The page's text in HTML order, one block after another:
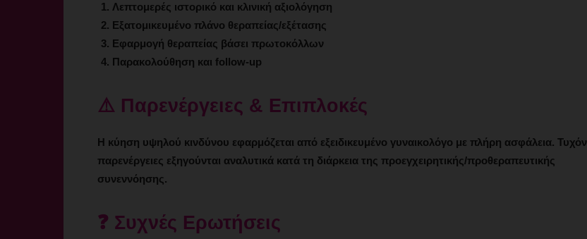
Λεπτομερές ιστορικό και κλινική αξιολόγηση
Εξατομικευμένο πλάνο θεραπείας/εξέτασης
Εφαρμογή θεραπείας βάσει πρωτοκόλλων
Παρακολούθηση και follow-up
⚠️ Παρενέργειες & Επιπλοκές
Η κύηση υψηλού κινδύνου εφαρμόζεται από εξειδικευμένο γυναικολόγο με πλήρη ασφάλεια. Τυχόν
παρενέργειες εξηγούνται αναλυτικά κατά τη διάρκεια της προεγχειρητικής/προθεραπευτικής
συνεννόησης.
❓ Συχνές Ερωτήσεις